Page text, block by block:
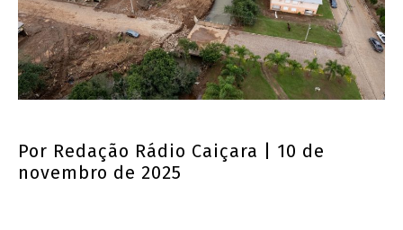
Por Redação Rádio Caiçara | 10 de
novembro de 2025